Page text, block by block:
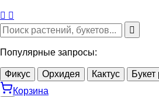
Популярные запросы:
Фикус Орхидея Кактус
Букет
Корзина